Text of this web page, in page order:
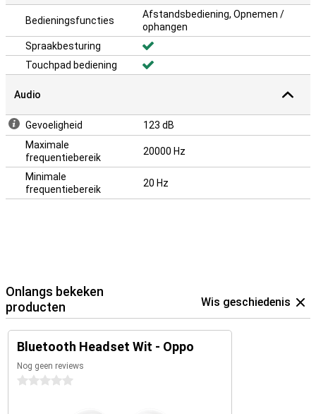
Bedieningsfuncties
Afstandsbediening, Opnemen /
ophangen
Spraakbesturing
Touchpad bediening
Audio
Gevoeligheid
123 dB
Maximale
frequentiebereik
20000 Hz
Minimale
frequentiebereik
20 Hz
Onlangs bekeken
producten
Wis geschiedenis
Bluetooth Headset Wit - Oppo
Nog geen reviews
0 sterren